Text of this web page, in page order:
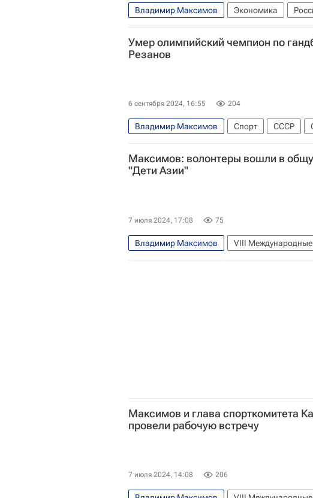
Владимир Максимов Экономика
Жилье
Чебоксары
Олег Николаев
Министерство строительства и жилищно-
Умер олимпийский чемпион по
Резанов
6 сентября 2024, 16:55 204
Владимир Максимов Спорт СССР
Максимов: волонтеры вошли в
"Дети Азии"
7 июля 2024, 17:08 75
Владимир Максимов
VIII
Международные спортивные игры (МСИ)
Максимов и глава спорткомитета
провели рабочую встречу
7 июля 2024, 14:08 206